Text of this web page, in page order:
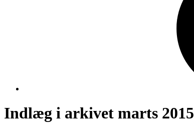
Indlæg i arkivet marts 2015